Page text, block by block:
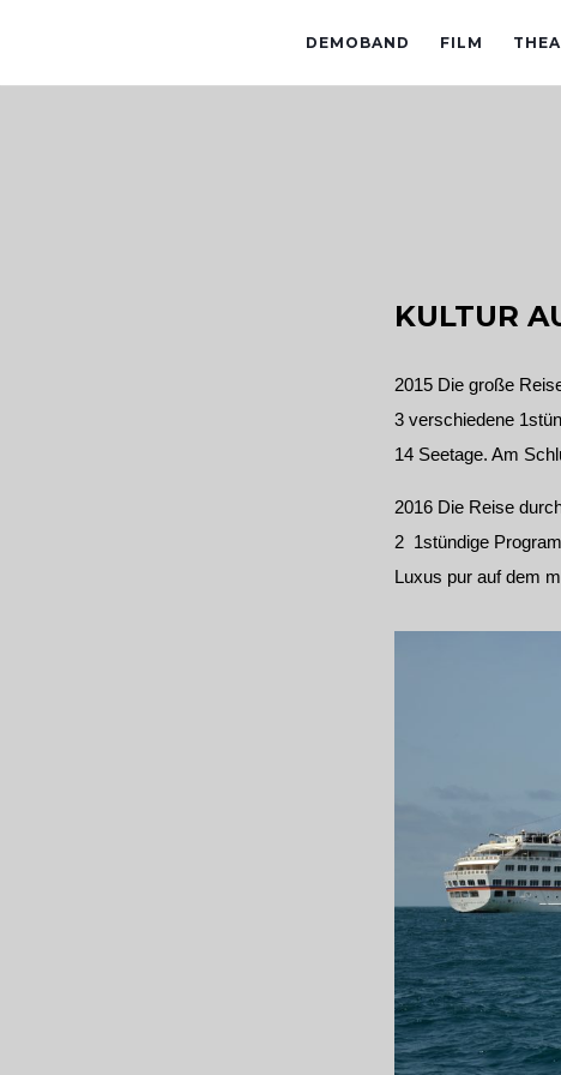
DEMOBAND FILM
KULTUR
2015 Die große
3 verschiedene
14 Seetage. Am
2016 Die Reise
2 1stündige
Luxus pur auf dem